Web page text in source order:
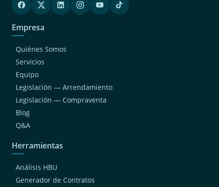
Empresa
Quiénes Somos
Servicios
Equipo
Legislación — Arrendamiento
Legislación — Compraventa
Blog
Q&A
Herramientas
Análisis HBU
Generador de Contratos